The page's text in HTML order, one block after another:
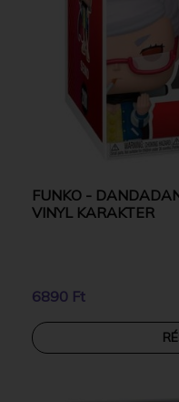
FUNKO -
VINYL KARAKTER
6890 Ft